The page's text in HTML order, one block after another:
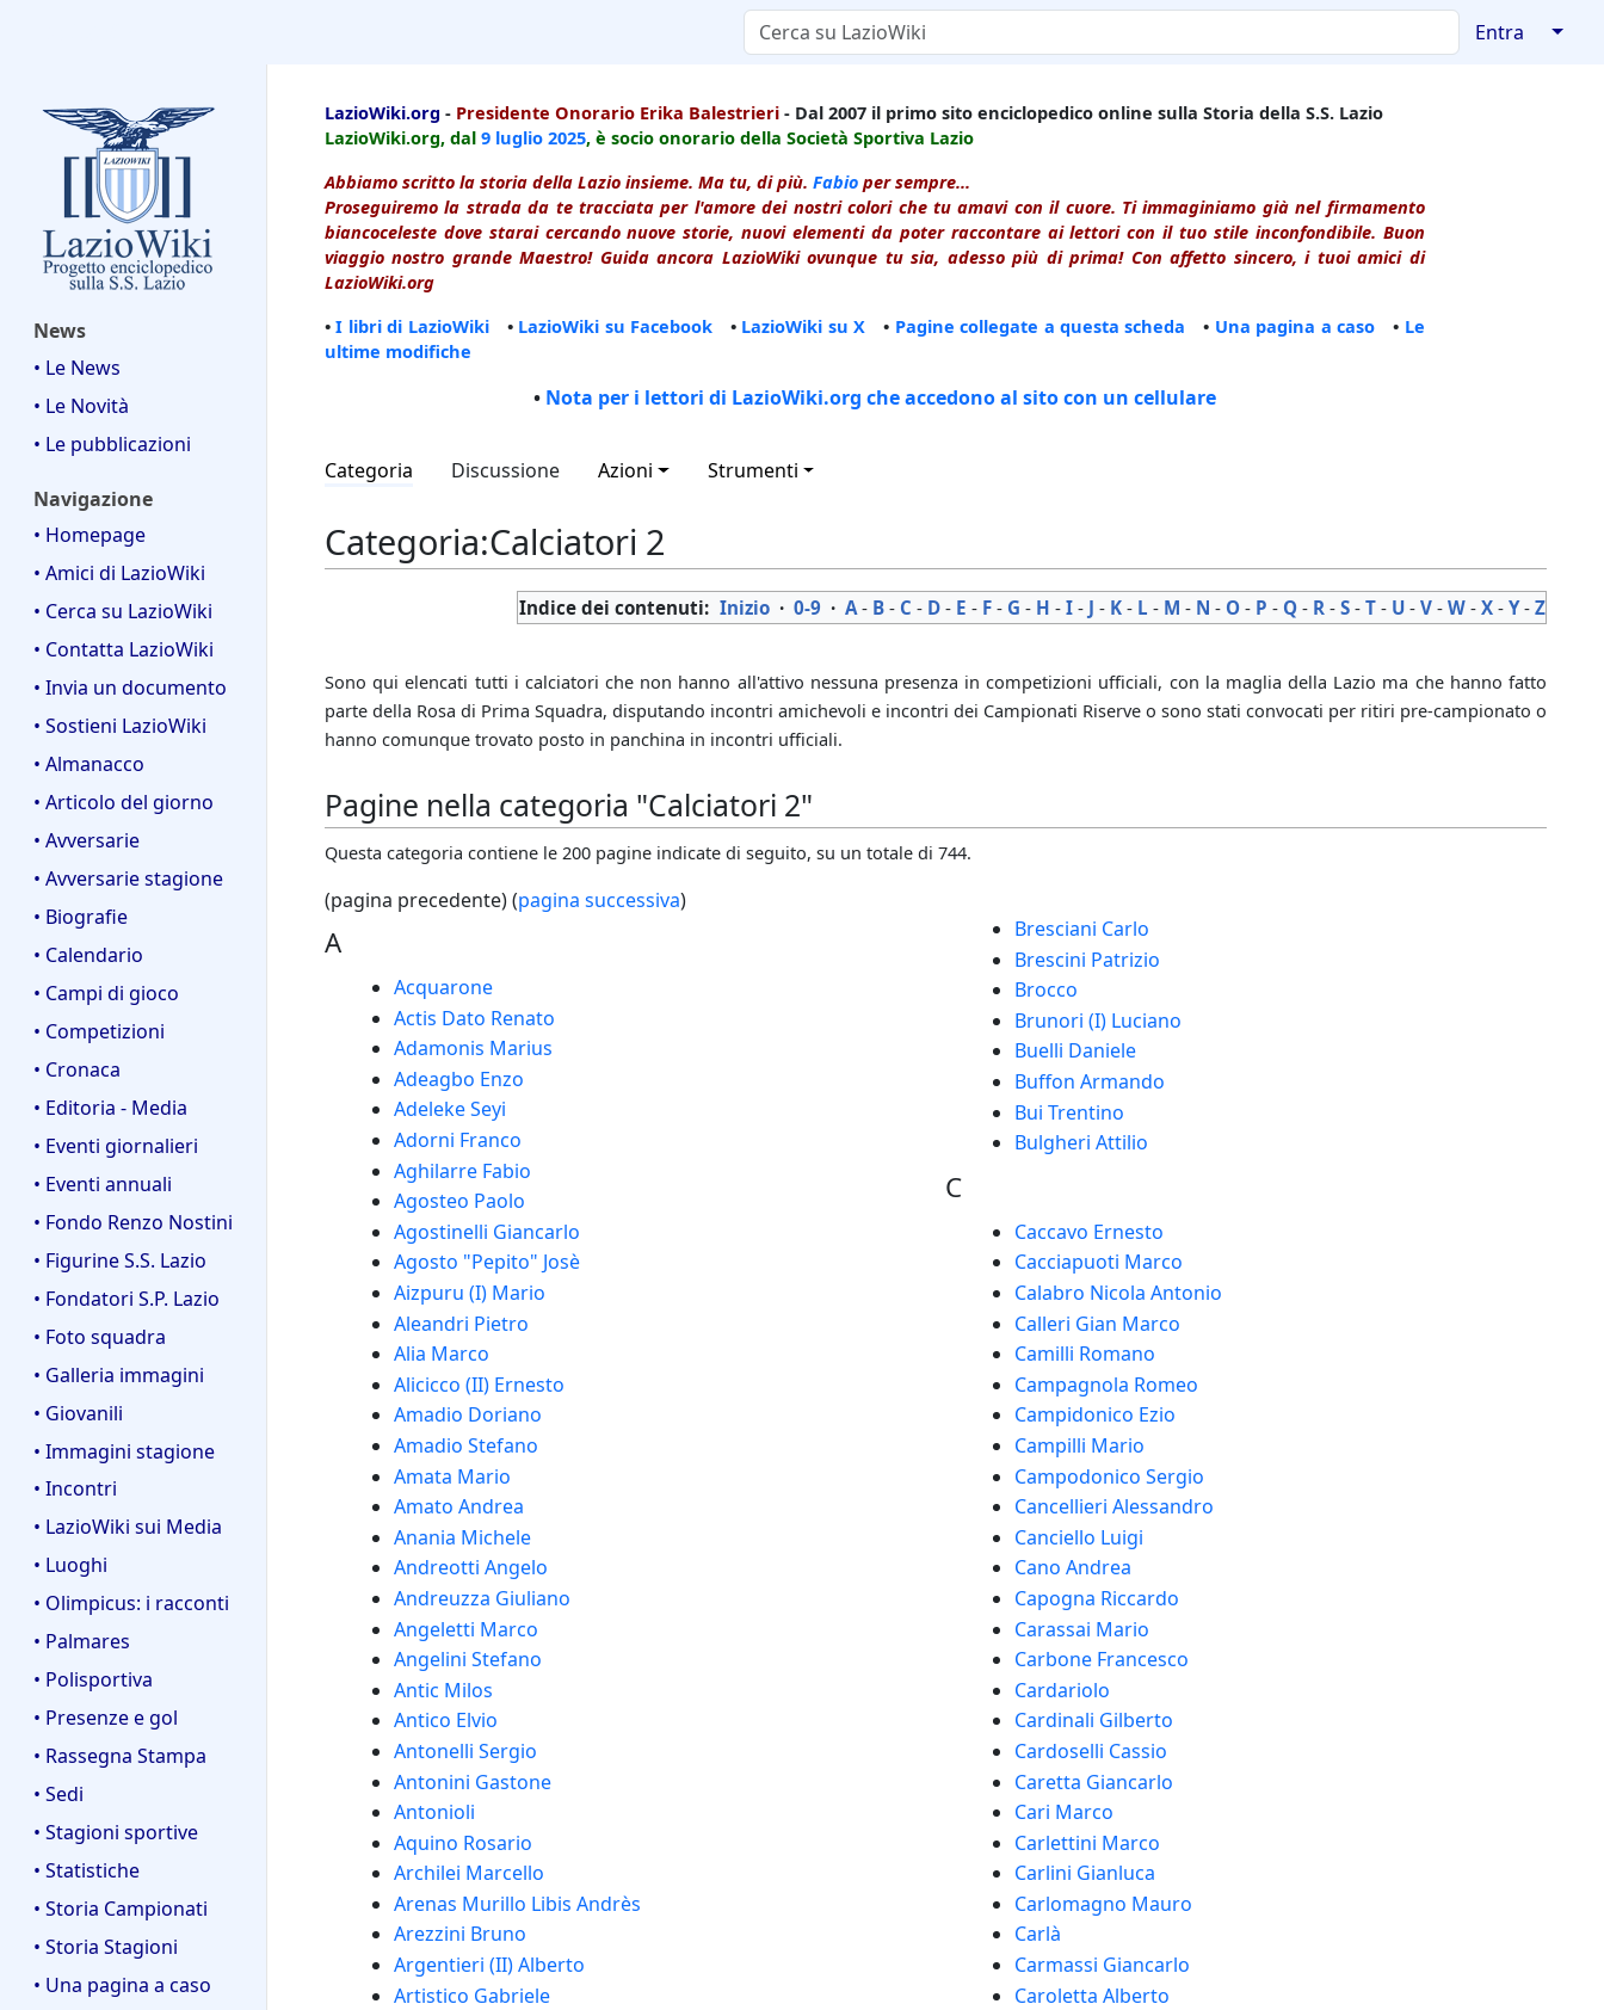
Entra ↓
News
• Le News
• Le Novità
• Le pubblicazioni
Navigazione
• Homepage
• Amici di LazioWiki
• Cerca su LazioWiki
• Contatta LazioWiki
• Invia un documento
• Sostieni LazioWiki
• Almanacco
• Articolo del giorno
• Avversarie
• Avversarie stagione
• Biografie
• Calendario
• Campi di gioco
• Competizioni
• Cronaca
• Editoria - Media
• Eventi giornalieri
• Eventi annuali
• Fondo Renzo Nostini
• Figurine S.S. Lazio
• Fondatori S.P. Lazio
• Foto squadra
• Galleria immagini
• Giovanili
• Immagini stagione
• Incontri
• LazioWiki sui Media
• Luoghi
• Olimpicus: i racconti
• Palmares
• Polisportiva
• Presenze e gol
• Rassegna Stampa
• Sedi
• Stagioni sportive
• Statistiche
• Storia Campionati
• Storia Stagioni
• Una pagina a caso
LazioWiki.org - Presidente Onorario Erika Balestrieri - Dal 2007 il primo sito enciclopedico online sulla Storia della S.S. Lazio
LazioWiki.org, dal 9 luglio 2025, è socio onorario della Società Sportiva Lazio
Abbiamo scritto la storia della Lazio insieme. Ma tu, di più. Fabio per sempre...
Proseguiremo la strada da te tracciata per l'amore dei nostri colori che tu amavi con il cuore. Ti immaginiamo già nel firmamento
biancoceleste dove starai cercando nuove storie, nuovi elementi da poter raccontare ai lettori con il tuo stile inconfondibile. Buon
viaggio nostro grande Maestro! Guida ancora LazioWiki ovunque tu sia, adesso più di prima! Con affetto sincero, i tuoi amici di
LazioWiki.org
•I libri di LazioWiki• LazioWiki su Facebook • LazioWiki su X • Pagine collegate a questa scheda • Una pagina a caso • Le
ultime modifiche
• Nota per i lettori di LazioWiki.org che accedono al sito con un cellulare
Categoria Discussione Azioni Strumenti
Categoria:Calciatori 2
Indice dei contenuti: Inizio · 0-9 · A- B - C - D - E - F - G - H - I - J - K - L - M - N - O - P - Q - R - S - T - U - V - W - X - Y- Z
Sono qui elencati tutti i calciatori che non hanno all'attivo nessuna presenza in competizioni ufficiali, con la maglia della Lazio ma che hanno fatto
parte della Rosa di Prima Squadra, disputando incontri amichevoli e incontri dei Campionati Riserve o sono stati convocati per ritiri pre-campionato o
hanno comunque trovato posto in panchina in incontri ufficiali.
Pagine nella categoria "Calciatori 2"
Questa categoria contiene le 200 pagine indicate di seguito, su un totale di 744.
(pagina precedente) (pagina successiva)
A
Acquarone
Actis Dato Renato
Adamonis Marius
Adeagbo Enzo
Adeleke Seyi
Adorni Franco
Aghilarre Fabio
Agosteo Paolo
Agostinelli Giancarlo
Agosto "Pepito" Josè
Aizpuru (I) Mario
Aleandri Pietro
Alia Marco
Alicicco (II) Ernesto
Amadio Doriano
Amadio Stefano
Amata Mario
Amato Andrea
Anania Michele
Andreotti Angelo
Andreuzza Giuliano
Angeletti Marco
Angelini Stefano
Antic Milos
Antico Elvio
Antonelli Sergio
Antonini Gastone
Antonioli
Aquino Rosario
Archilei Marcello
Arenas Murillo Libis Andrès
Arezzini Bruno
Argentieri (II) Alberto
Artistico Gabriele
Bresciani Carlo
Brescini Patrizio
Brocco
Brunori (I) Luciano
Buelli Daniele
Buffon Armando
Bui Trentino
Bulgheri Attilio
C
Caccavo Ernesto
Cacciapuoti Marco
Calabro Nicola Antonio
Calleri Gian Marco
Camilli Romano
Campagnola Romeo
Campidonico Ezio
Campilli Mario
Campodonico Sergio
Cancellieri Alessandro
Canciello Luigi
Cano Andrea
Capogna Riccardo
Carassai Mario
Carbone Francesco
Cardariolo
Cardinali Gilberto
Cardoselli Cassio
Caretta Giancarlo
Cari Marco
Carlettini Marco
Carlini Gianluca
Carlomagno Mauro
Carlà
Carmassi Giancarlo
Caroletta Alberto